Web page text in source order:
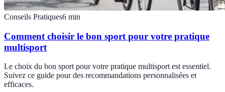
Conseils Pratiques6 min
Comment choisir le bon sport pour votre pratique
multisport
Le choix du bon sport pour votre pratique multisport est essentiel.
Suivez ce guide pour des recommandations personnalisées et
efficaces.